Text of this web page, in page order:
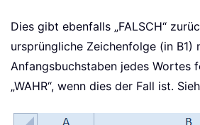
Dies gibt ebenfalls „FALSCH“
ursprüngliche Zeichenfolge (in B1)
Anfangsbuchstaben jedes Wortes
„WAHR“, wenn dies der Fall ist.